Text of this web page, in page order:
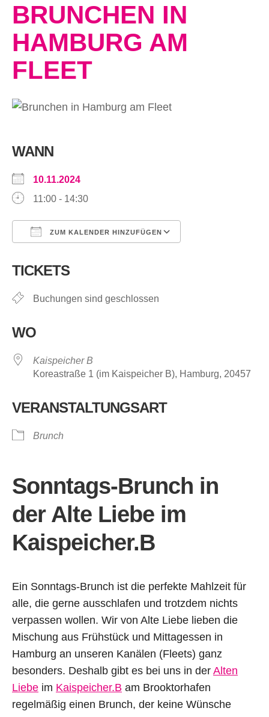
BRUNCHEN IN
HAMBURG AM
FLEET
WANN
10.11.2024
11:00 - 14:30
ZUM KALENDER HINZUFÜGEN
TICKETS
Buchungen sind geschlossen
WO
Kaispeicher B
Koreastraße 1 (im Kaispeicher B), Hamburg, 20457
VERANSTALTUNGSART
Brunch
Sonntags-Brunch in
der Alte Liebe im
Kaispeicher.B
Ein Sonntags-Brunch ist die perfekte Mahlzeit für
alle, die gerne ausschlafen und trotzdem nichts
verpassen wollen. Wir von Alte Liebe lieben die
Mischung aus Frühstück und Mittagessen in
Hamburg an unseren Kanälen (Fleets) ganz
besonders. Deshalb gibt es bei uns in der Alten
Liebe im Kaispeicher.B am Brooktorhafen
regelmäßig einen Brunch, der keine Wünsche